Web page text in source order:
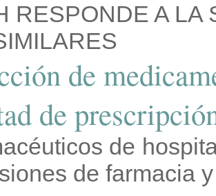
RESPONDE A
de
de
de
de farmacia